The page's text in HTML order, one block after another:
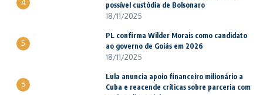
4
possível custódia de Bolsonaro
18/11/2025
5
PL confirma Wilder Morais como candidato
ao governo de Goiás em 2026
18/11/2025
6
Lula anuncia apoio financeiro milionário a
Cuba e reacende críticas sobre parceria com